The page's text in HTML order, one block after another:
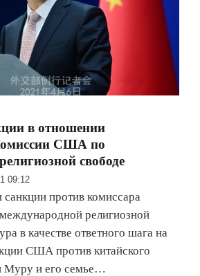
в отношении
США по
свободе
09:12
против комиссара
религиозной
в качестве ответного шага на
США против китайского
Муру и его семье…